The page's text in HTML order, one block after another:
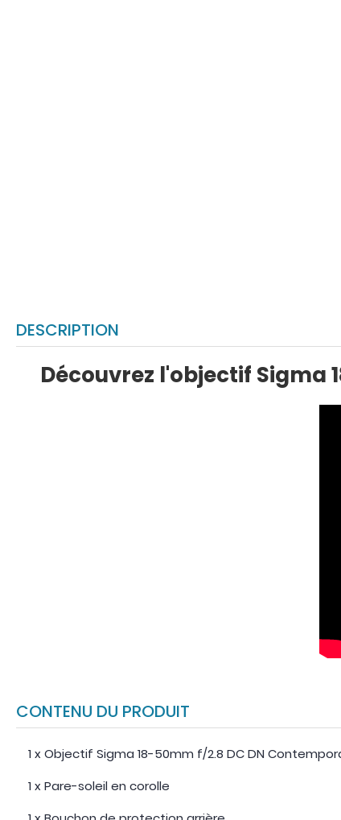
DESCRIPTION
Découvrez l'objectif Sigma
CONTENU DU PRODUIT
1 x Objectif Sigma 18-50mm f/2.8 DC DN
1 x Pare-soleil en corolle